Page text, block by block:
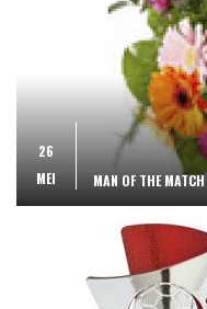
26
MEI
MAN OF THE MATCH